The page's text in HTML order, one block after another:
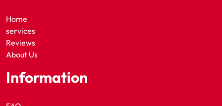
Home
services
Reviews
About Us
Information